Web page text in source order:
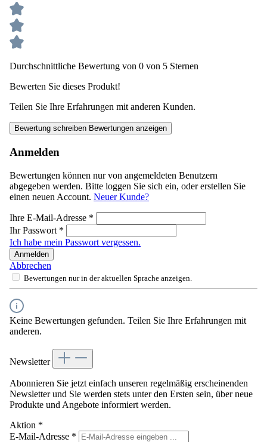
Durchschnittliche Bewertung von 0 von 5 Sternen
Bewerten Sie dieses Produkt!
Teilen Sie Ihre Erfahrungen mit anderen Kunden.
Bewertung schreiben Bewertungen anzeigen
Anmelden
Bewertungen können nur von angemeldeten Benutzern
abgegeben werden. Bitte loggen Sie sich ein, oder erstellen Sie
einen neuen Account. Neuer Kunde?
Ihre E-Mail-Adresse *
Ihr Passwort *
Ich habe mein Passwort vergessen.
Anmelden
Abbrechen
Bewertungen nur in der aktuellen Sprache anzeigen.
Keine Bewertungen gefunden. Teilen Sie Ihre Erfahrungen mit
anderen.
Newsletter
Abonnieren Sie jetzt einfach unseren regelmäßig erscheinenden
Newsletter und Sie werden stets unter den Ersten sein, über neue
Produkte und Angebote informiert werden.
Aktion *
E-Mail-Adresse *